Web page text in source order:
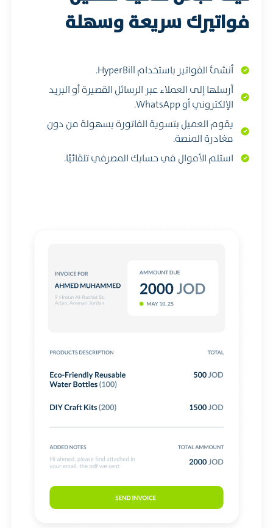
فواتيرك سريعة وسهلة
أنشئ الفواتير باستخدام HyperBill.
أرسلها إلى العملاء عبر الرسائل القصيرة أو البريد
الإلكتروني أو WhatsApp.
يقوم العميل بتسوية الفاتورة بسهولة من دون
مغادرة المنصة.
استلم الأموال في حسابك المصرفي تلقائيًا.